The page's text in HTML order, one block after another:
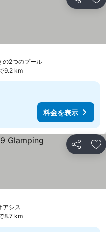
シェア お
の2つのプール
9.2 km
料金を表示
シェア お
アシス
8.7 km